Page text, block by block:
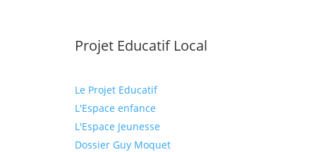
Projet Educatif Local
Le Projet Educatif
L'Espace enfance
L'Espace Jeunesse
Dossier Guy Moquet